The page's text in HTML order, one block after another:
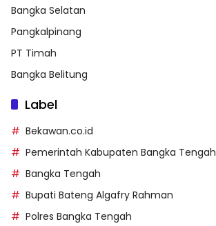
Bangka Selatan
Pangkalpinang
PT Timah
Bangka Belitung
Label
Bekawan.co.id
Pemerintah Kabupaten Bangka Tengah
Bangka Tengah
Bupati Bateng Algafry Rahman
Polres Bangka Tengah